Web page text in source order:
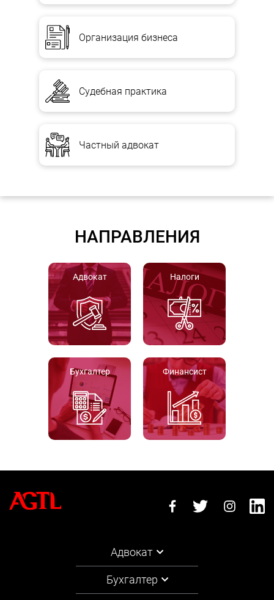
Организация бизнеса
Судебная практика
Частный адвокат
НАПРАВЛЕНИЯ
Адвокат Налоги
Бухгалтер Финансист
Адвокат
Бухгалтер